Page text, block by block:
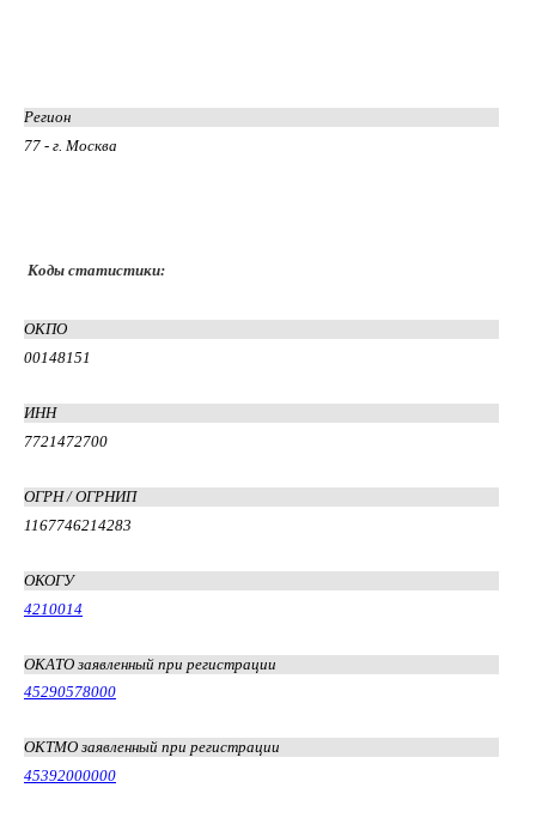
Регион
77 - г. Москва
Коды статистики:
ОКПО
00148151
ИНН
7721472700
ОГРН / ОГРНИП
1167746214283
ОКОГУ
4210014
ОКАТО заявленный при регистрации
45290578000
ОКТМО заявленный при регистрации
45392000000